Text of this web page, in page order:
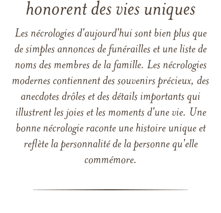
honorent des vies uniques
Les nécrologies d'aujourd'hui sont bien plus que
de simples annonces de funérailles et une liste de
noms des membres de la famille. Les nécrologies
modernes contiennent des souvenirs précieux, des
anecdotes drôles et des détails importants qui
illustrent les joies et les moments d'une vie. Une
bonne nécrologie raconte une histoire unique et
reflète la personnalité de la personne qu'elle
commémore.